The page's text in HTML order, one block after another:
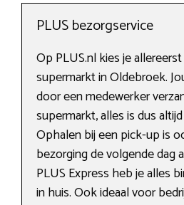
PLUS bezorgservice
Op PLUS.nl kies je
supermarkt in Oldebroek.
door een medewerker
supermarkt, alles is dus
Ophalen bij een pick-up is
bezorging de volgende dag
PLUS Express heb je alles
in huis. Ook ideaal voor